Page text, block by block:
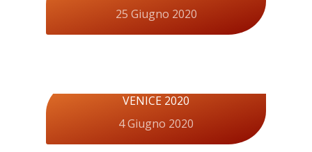
25 Giugno 2020
VENICE 2020
4 Giugno 2020